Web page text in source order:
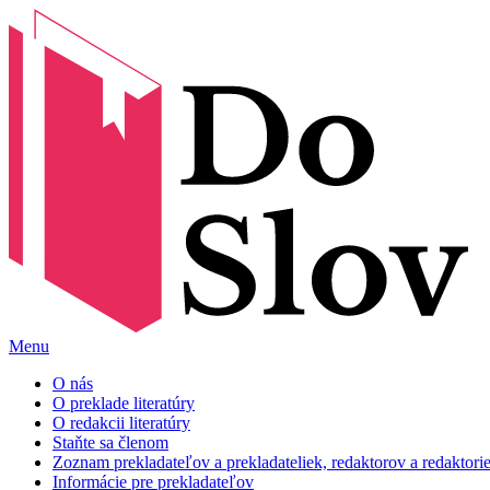
Menu
O nás
O preklade literatúry
O redakcii literatúry
Staňte sa členom
Zoznam prekladateľov a prekladateliek, redaktorov a
Informácie pre prekladateľov